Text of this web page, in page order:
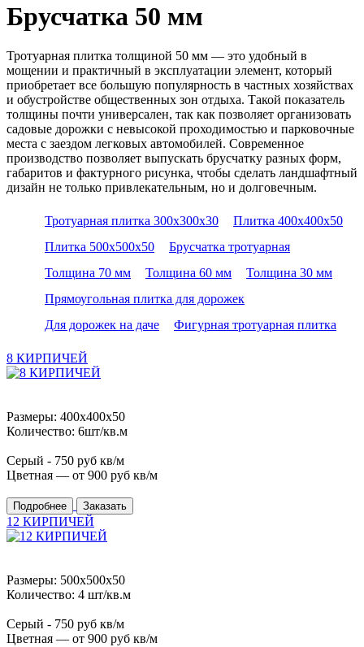
Брусчатка 50 мм
Тротуарная плитка толщиной 50 мм — это удобный в
мощении и практичный в эксплуатации элемент, который
приобретает все большую популярность в частных хозяйствах
и обустройстве общественных зон отдыха. Такой показатель
толщины почти универсален, так как позволяет организовать
садовые дорожки с невысокой проходимостью и парковочные
места с заездом легковых автомобилей. Современное
производство позволяет выпускать брусчатку разных форм,
габаритов и фактурного рисунка, чтобы сделать ландшафтный
дизайн не только привлекательным, но и долговечным.
Тротуарная плитка 300х300х30
Плитка 400х400х50
Плитка 500х500х50
Брусчатка тротуарная
Толщина 70 мм
Толщина 60 мм
Толщина 30 мм
Прямоугольная плитка для дорожек
Для дорожек на даче
Фигурная тротуарная плитка
8 КИРПИЧЕЙ
Размеры: 400x400x50
Количество: 6шт/кв.м
Серый - 750 руб кв/м
Цветная — от 900 руб кв/м
Подробнее Заказать
12 КИРПИЧЕЙ
Размеры: 500x500x50
Количество: 4 шт/кв.м
Серый - 750 руб кв/м
Цветная — от 900 руб кв/м